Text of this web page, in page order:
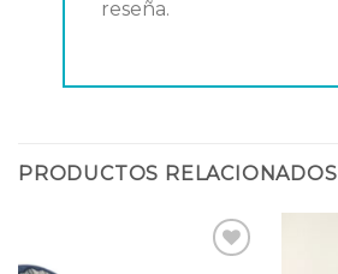
reseña.
PRODUCTOS RELACIONADOS